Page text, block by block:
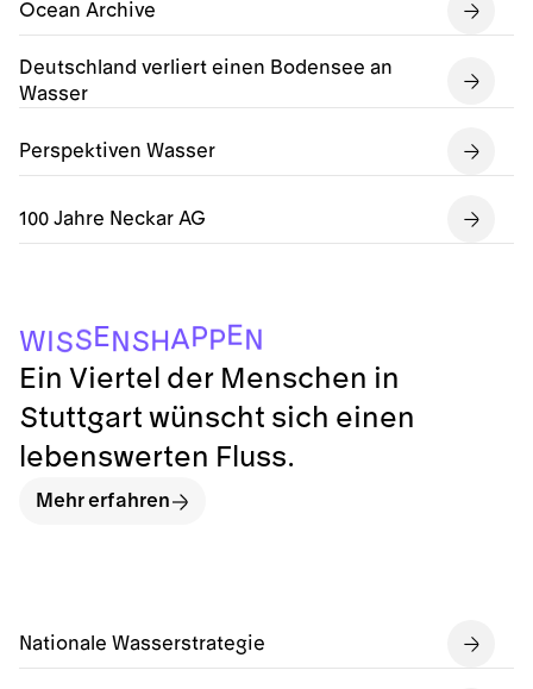
Ocean Archive
Deutschland verliert einen Bodensee an
Wasser
Perspektiven Wasser
100 Jahre Neckar AG
Nationale Wasserstrategie
WISSENSHAPPEN
Ein Viertel der Menschen in
Stuttgart wünscht sich einen
lebenswerten Fluss.
Mehr erfahren